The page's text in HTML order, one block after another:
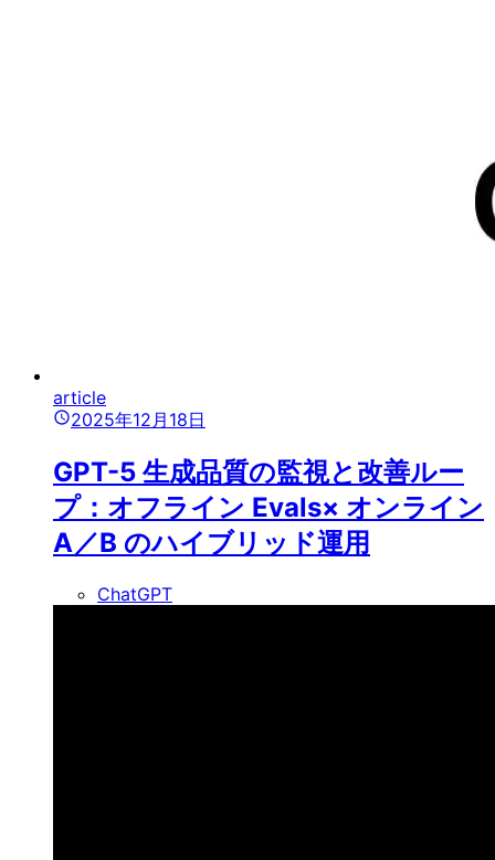
article
2025年12月18日
GPT-5 生成品質の監視と改善ルー
プ：オフライン Evals× オンライン
A／B のハイブリッド運用
ChatGPT